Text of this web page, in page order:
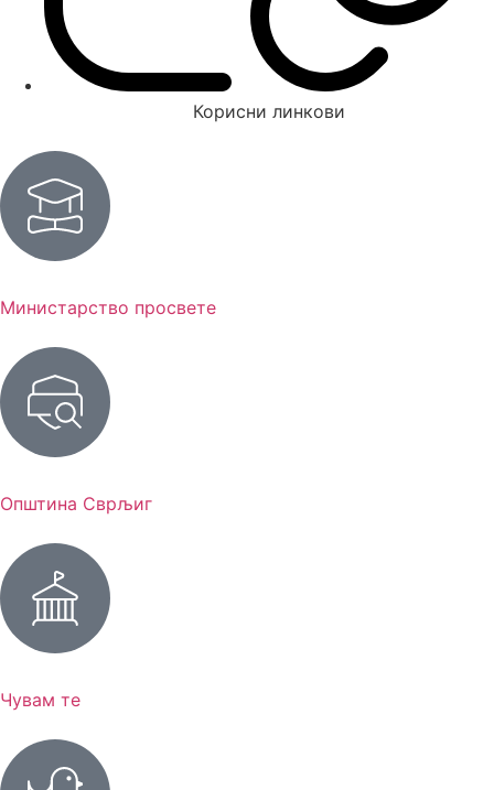
Корисни линкови
Министарство просвете
Општина Сврљиг
Чувам те